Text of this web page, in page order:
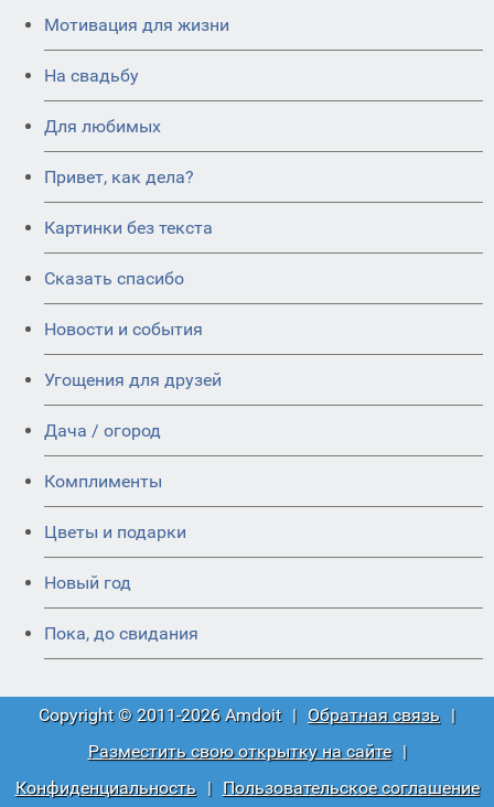
Мотивация для жизни
На свадьбу
Для любимых
Привет, как дела?
Картинки без текста
Сказать спасибо
Новости и события
Угощения для друзей
Дача / огород
Комплименты
Цветы и подарки
Новый год
Пока, до свидания
Copyright © 2011-2026 Amdoit | Обратная связь |
Разместить свою открытку на сайте
|
Конфиденциальность
| Пользовательское соглашение